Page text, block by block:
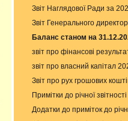
Звіт Наглядової Ради за
Звіт Генерального
Баланс станом на
звіт про фінансові
звіт про власний капітал
Звіт про рух грошових
Примітки до річної
Додатки до приміток до